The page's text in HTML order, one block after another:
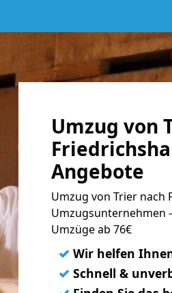
Umzug von
Angebote
Umzug von Trier nach
Umzugsunternehmen
Umzüge ab 76€
✓ Wir helfen
✓ Schnell &